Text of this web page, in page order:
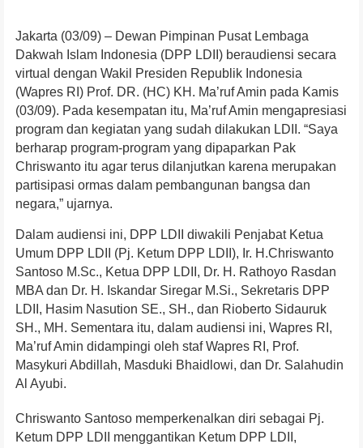
Jakarta (03/09) – Dewan Pimpinan Pusat Lembaga
Dakwah Islam Indonesia (DPP LDII) beraudiensi secara
virtual dengan Wakil Presiden Republik Indonesia
(Wapres RI) Prof. DR. (HC) KH. Ma’ruf Amin pada Kamis
(03/09). Pada kesempatan itu, Ma’ruf Amin mengapresiasi
program dan kegiatan yang sudah dilakukan LDII. “Saya
berharap program-program yang dipaparkan Pak
Chriswanto itu agar terus dilanjutkan karena merupakan
partisipasi ormas dalam pembangunan bangsa dan
negara,” ujarnya.
Dalam audiensi ini, DPP LDII diwakili Penjabat Ketua
Umum DPP LDII (Pj. Ketum DPP LDII), Ir. H.Chriswanto
Santoso M.Sc., Ketua DPP LDII, Dr. H. Rathoyo Rasdan
MBA dan Dr. H. Iskandar Siregar M.Si., Sekretaris DPP
LDII, Hasim Nasution SE., SH., dan Rioberto Sidauruk
SH., MH. Sementara itu, dalam audiensi ini, Wapres RI,
Ma’ruf Amin didampingi oleh staf Wapres RI, Prof.
Masykuri Abdillah, Masduki Bhaidlowi, dan Dr. Salahudin
Al Ayubi.
Chriswanto Santoso memperkenalkan diri sebagai Pj.
Ketum DPP LDII menggantikan Ketum DPP LDII,